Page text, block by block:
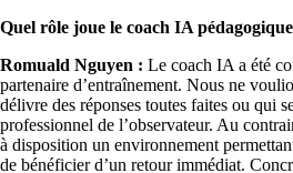
Quel rôle joue le coach IA
Romuald Nguyen : Le coach IA a été
partenaire d’entraînement. Nous ne
délivre des réponses toutes faites ou qui
professionnel de l’observateur. Au
à disposition un environnement
de bénéficier d’un retour immédiat.